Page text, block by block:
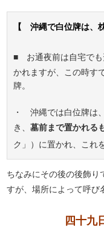
【 沖縄で白位牌は、
■ お通夜前は自宅でも
かれますが、この時す
牌。
・ 沖縄では白位牌は
き、墓前まで置かれる
ク」）に置かれ、これ
ちなみにその後の後飾り
すが、場所によって呼び
四十九